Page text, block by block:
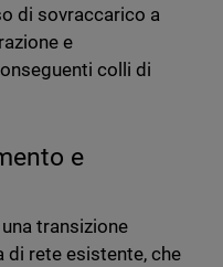
di sovraccarico a
e
colli di
e
transizione
rete esistente, che